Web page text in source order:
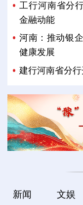
工行河南省分
金融动能
河南：推动银
健康发展
建行河南省分
新闻 文娱